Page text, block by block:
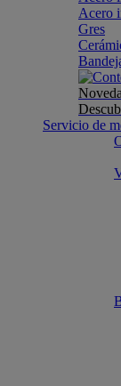
Acero
Gres
Servicio de